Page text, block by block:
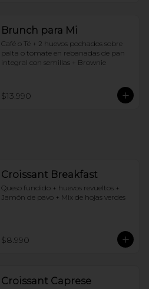
Brunch para Mi
Café o Té + 2 huevos pochados sobre
palta o tomate en rebanadas de pan
integral con semillas + Brownie
$13.990
Croissant Breakfast
Queso fundido + huevos revueltos +
Jamón de pavo + Mix de hojas verdes
$8.990
Croissant Caprese